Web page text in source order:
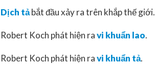
Dịch tảbắt đầu xảy ra trên khắp thế giới.
Robert Koch phát hiện ravi khuẩn lao.
Robert Koch phát hiện ravi khuẩn tả.